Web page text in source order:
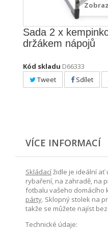
Sada 2 x
držákem nápojů
Kód skladu D66333
Tweet
Sdílet
VÍCE INFORMACÍ
Skládacížidle je ideální ať
rybaření, na zahradě, na
fotbalu vašeho domácího
párty. Sklopný stolek na
takže se můžete najíst bez
Technické údaje: